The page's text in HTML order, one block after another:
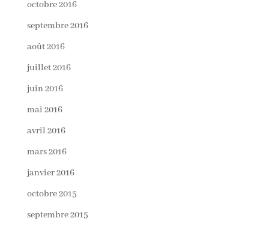
octobre 2016
septembre 2016
août 2016
juillet 2016
juin 2016
mai 2016
avril 2016
mars 2016
janvier 2016
octobre 2015
septembre 2015